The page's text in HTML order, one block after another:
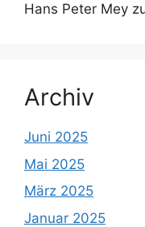
Hans Peter Mey
Archiv
Juni 2025
Mai 2025
März 2025
Januar 2025